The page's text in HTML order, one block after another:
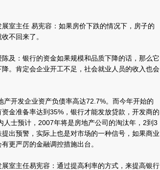
主任 易宪容：如果房价下跌的情况下，房子的
不回来了。
：银行的资金如果规模和品质下降的话，那么它
。 肯定会企业开工不足，社会就业人员的收入也会
开发企业资产负债率高达72.7%。而今年开始的
金准备率达到35%，银行才能发放贷款，开发商的
士预计，2007年将是房地产公司的淘汰年，2到3
出预警，实际上也是对市场的一种信号，如果商业
更严厉的金融调控措施出台。
主任易宪容：通过提高利率的方式，来提高银行